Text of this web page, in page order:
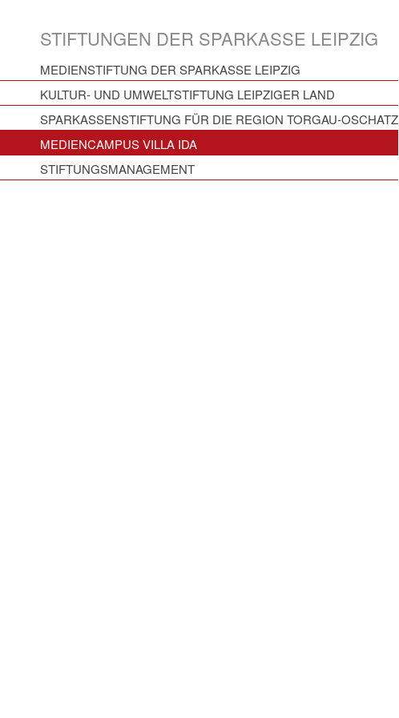
STIFTUNGEN DER SPARKASSE LEIPZIG
MEDIENSTIFTUNG DER SPARKASSE LEIPZIG
KULTUR- UND UMWELTSTIFTUNG LEIPZIGER LAND
SPARKASSENSTIFTUNG FÜR DIE REGION TORGAU-OSCHATZ
MEDIENCAMPUS VILLA IDA
STIFTUNGSMANAGEMENT